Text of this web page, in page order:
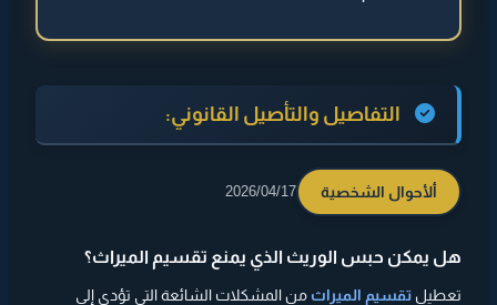
التفاصيل والتأصيل القانوني:
ألأحوال الشخصية 2026/04/17
هل يمكن حبس الوريث الذي يمنع تقسيم الميراث؟
تعطيل تقسيم الميراث من المشكلات الشائعة التي تؤدي إلى